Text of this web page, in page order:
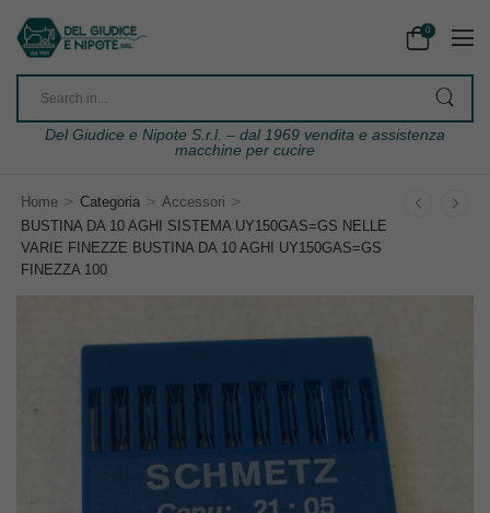
0
Del Giudice e Nipote S.r.l. – dal 1969 vendita e assistenza
macchine per cucire
Home > Categoria > Accessori >
BUSTINA DA 10 AGHI SISTEMA UY150GAS=GS NELLE
VARIE FINEZZE BUSTINA DA 10 AGHI UY150GAS=GS
FINEZZA 100